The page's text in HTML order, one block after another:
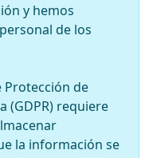
y hemos
de los
Protección de
(GDPR) requiere
la información se